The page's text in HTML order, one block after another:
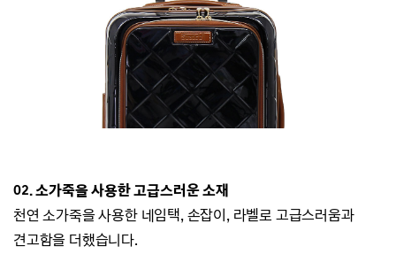
02. 소가죽을 사용한 고급스러운 소재
천연 소가죽을 사용한 네임택, 손잡이, 라벨로 고급스러움과
견고함을 더했습니다.